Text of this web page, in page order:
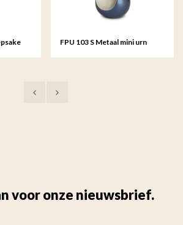
FPU 103 S Metaal mini urn
voor onze nieuwsbrief.